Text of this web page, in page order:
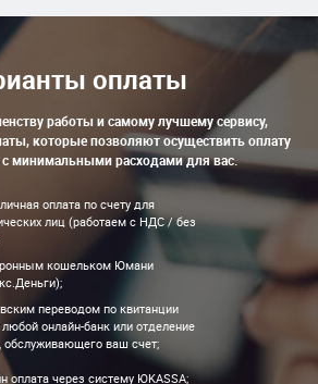
оплаты
работы и самому лучшему сервису,
которые позволяют осуществить оплату
с минимальными расходами для вас.
оплата по счету для
лиц (работаем с НДС / без
кошельком Юмани
переводом по квитанции
онлайн-банк или отделение
обслуживающего ваш счет;
оплата через систему ЮKASSA;